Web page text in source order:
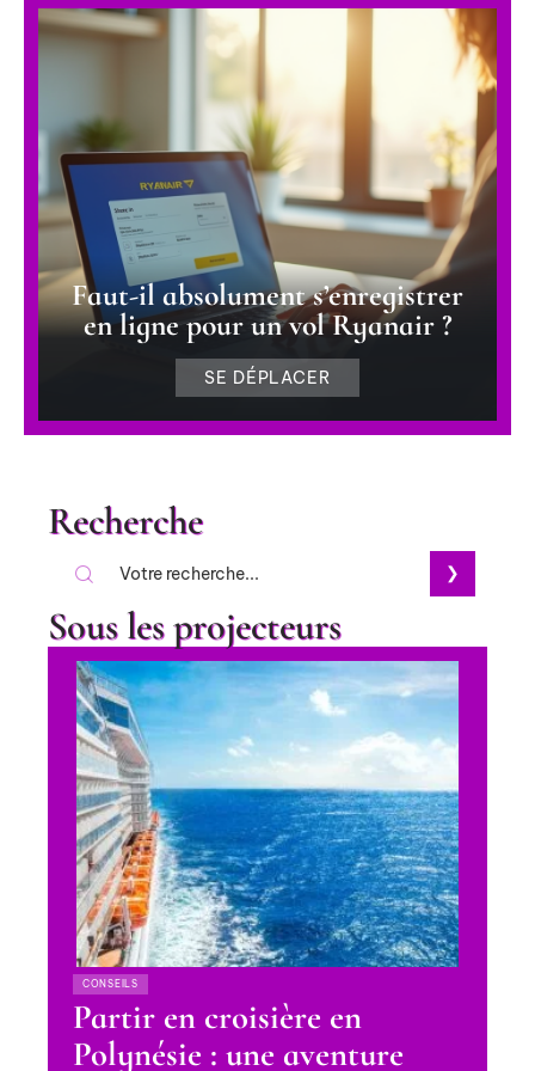
Faut-il absolument s’enregistrer
en ligne pour un vol Ryanair ?
SE DÉPLACER
Recherche
Sous les projecteurs
CONSEILS
Partir en croisière en
Polynésie : une aventure